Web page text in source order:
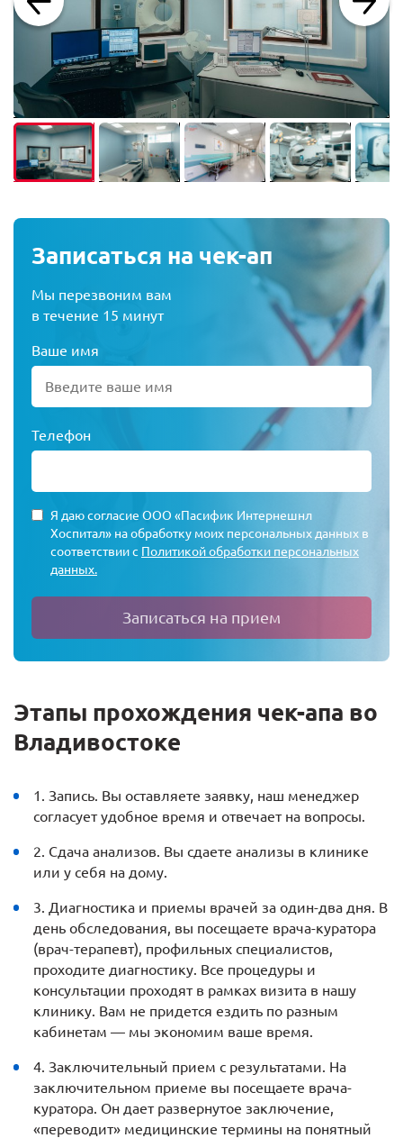
Записаться на чек-ап
Мы перезвоним вам
в течение 15 минут
Ваше имя
Телефон
Я даю согласие ООО «Пасифик Интернешнл
Хоспитал» на обработку моих персональных данных в
соответствии с Политикой обработки персональных
данных.
Записаться на прием
Этапы прохождения чек-апа во
Владивостоке
1. Запись. Вы оставляете заявку, наш менеджер
согласует удобное время и отвечает на вопросы.
2. Сдача анализов. Вы сдаете анализы в клинике
или у себя на дому.
3. Диагностика и приемы врачей за один-два дня. В
день обследования, вы посещаете врача-куратора
(врач-терапевт), профильных специалистов,
проходите диагностику. Все процедуры и
консультации проходят в рамках визита в нашу
клинику. Вам не придется ездить по разным
кабинетам — мы экономим ваше время.
4. Заключительный прием с результатами. На
заключительном приеме вы посещаете врача-
куратора. Он дает развернутое заключение,
«переводит» медицинские термины на понятный